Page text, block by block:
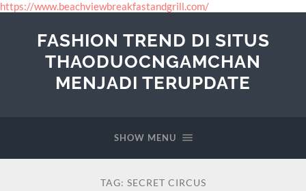
https://www.beachviewbreakfastandgrill.com/
FASHION TREND DI SITUS
THAODUOCNGAMCHAN
MENJADI TERUPDATE
SHOW MENU
TAG: SECRET CIRCUS